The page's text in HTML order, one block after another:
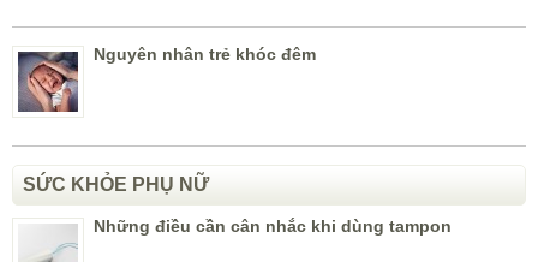
Nguyên nhân trẻ khóc đêm
SỨC KHỎE PHỤ NỮ
Những điều cần cân nhắc khi dùng tampon